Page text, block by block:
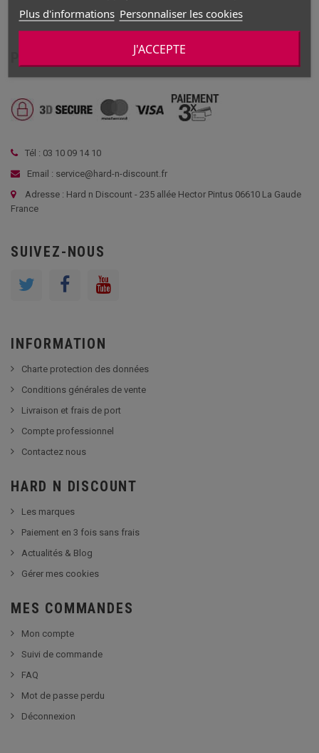
Plus d'informations Personnaliser les cookies
J'ACCEPTE
PAIEMENT SÉCURISÉ
Tél : 03 10 09 14 10
Email : service@hard-n-discount.fr
Adresse : Hard n Discount - 235 allée Hector Pintus 06610 La Gaude
France
SUIVEZ-NOUS
INFORMATION
Charte protection des données
Conditions générales de vente
Livraison et frais de port
Compte professionnel
Contactez nous
HARD N DISCOUNT
Les marques
Paiement en 3 fois sans frais
Actualités & Blog
Gérer mes cookies
MES COMMANDES
Mon compte
Suivi de commande
FAQ
Mot de passe perdu
Déconnexion